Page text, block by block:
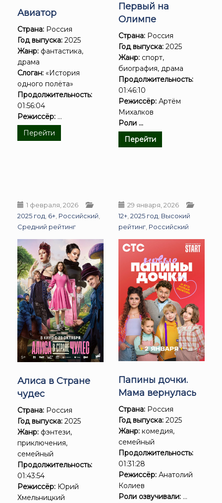
Авиатор
Страна: Россия
Год выпуска: 2025
Жанр: фантастика,
драма
Слоган: «История
одного полёта»
Продолжительность:
01:56:04
Режиссёр: ...
Перейти
Первый на
Олимпе
Страна: Россия
Год выпуска: 2025
Жанр: спорт,
биография, драма
Продолжительность:
01:46:10
Режиссёр: Артём
Михалков
Роли ...
Перейти
1 февраля, 2026
2025 год 6+ Российский
Средний рейтинг
Алиса в Стране
чудес
Страна: Россия
Год выпуска: 2025
Жанр: фэнтези,
приключения,
семейный
Продолжительность:
01:43:54
Режиссёр: Юрий
Хмельницкий
29 января, 2026
12+ 2025 год Высокий
рейтинг Российский
Папины дочки.
Мама вернулась
Страна: Россия
Год выпуска: 2025
Жанр: комедия,
семейный
Продолжительность:
01:31:28
Режиссёр: Анатолий
Колиев
Роли озвучивали: ...